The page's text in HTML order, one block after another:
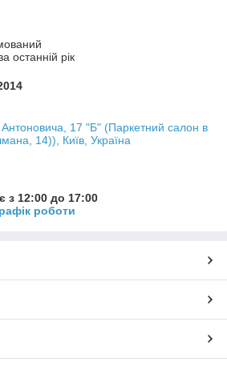
останній рік
17 "Б" (Паркетний салон в
14)), Київ, Україна
з 12:00 до 17:00
роботи